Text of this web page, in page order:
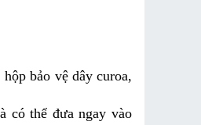
bảo vệ dây curoa,
có thể đưa ngay vào